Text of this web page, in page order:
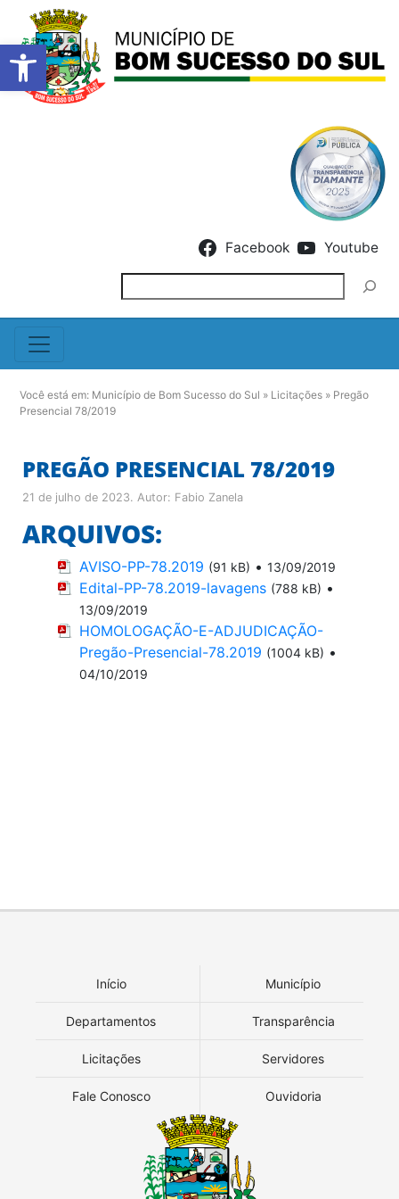
Barra de Ferramentas
Facebook Youtube
Você está em: Município de Bom Sucesso do Sul » Licitações » Pregão
Presencial 78/2019
PREGÃO PRESENCIAL 78/2019
21 de julho de 2023. Autor: Fabio Zanela
ARQUIVOS:
AVISO-PP-78.2019 (91 kB) • 13/09/2019
Edital-PP-78.2019-lavagens (788 kB) •
13/09/2019
HOMOLOGAÇÃO-E-ADJUDICAÇÃO-
Pregão-Presencial-78.2019 (1004 kB) •
04/10/2019
Início Município
Departamentos Transparência
Licitações Servidores
Fale Conosco Ouvidoria